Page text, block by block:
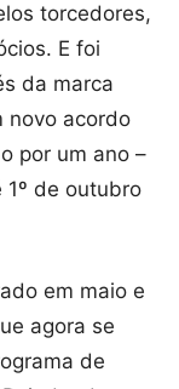
torcedores,
E foi
da marca
novo acordo
por um ano –
1º de outubro
em maio e
agora se
de